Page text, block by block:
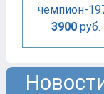
чемпион-
3900 руб.